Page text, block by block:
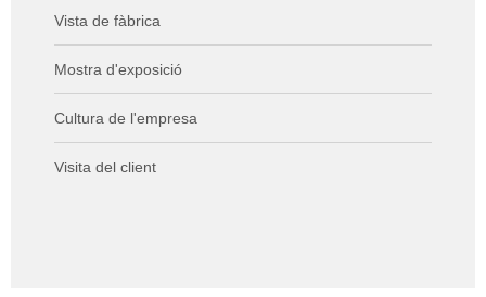
Vista de fàbrica
Mostra d'exposició
Cultura de l'empresa
Visita del client